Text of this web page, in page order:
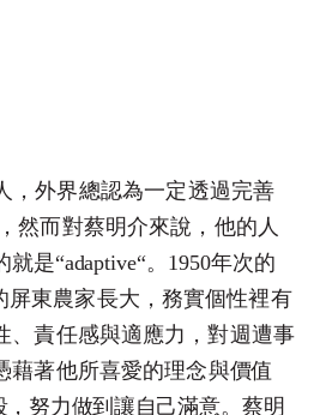
，外界總認為一定透過完善
然而對蔡明介來說，他的人
就是“adaptive“。 1950年次的
屏東農家長大，務實個性裡有
、責任感與適 應力，對週遭事
藉著他所喜愛的理念與價值
努力做到讓自己滿意。 蔡明